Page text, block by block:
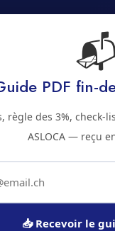
Prestations
📬
PDF fin-
règle des 3%, check-
ASLOCA — reçu
📥 Recevoir le